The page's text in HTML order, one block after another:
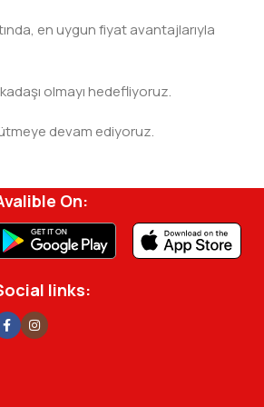
en uygun fiyat avantajlarıyla
olmayı hedefliyoruz.
devam ediyoruz.
On:
links: